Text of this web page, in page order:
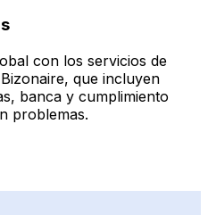
con los servicios de
que incluyen
banca y cumplimiento
problemas.